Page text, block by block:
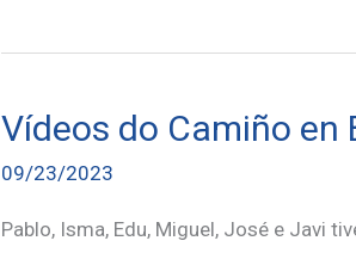
De
apoia
a
do
Vídeos do Camiño en
09/23/2023
Pablo, Isma, Edu, Miguel, José e Javi